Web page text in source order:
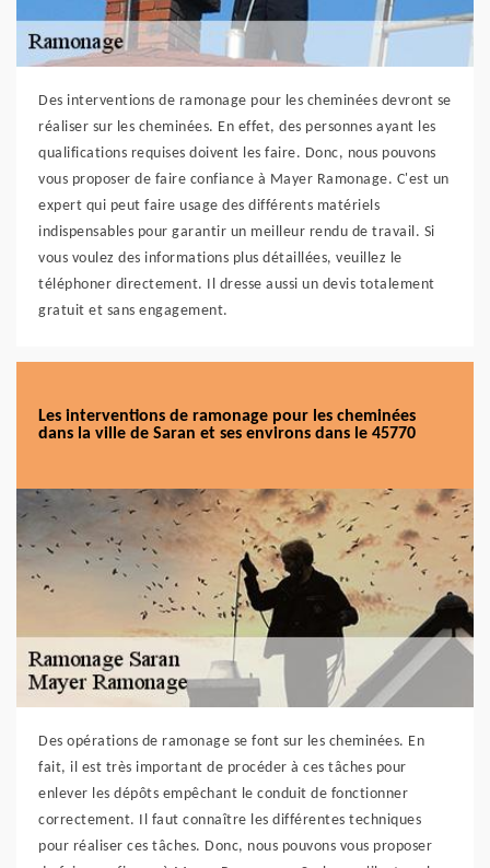
Des interventions de ramonage pour les cheminées devront se
réaliser sur les cheminées. En effet, des personnes ayant les
qualifications requises doivent les faire. Donc, nous pouvons
vous proposer de faire confiance à Mayer Ramonage. C'est un
expert qui peut faire usage des différents matériels
indispensables pour garantir un meilleur rendu de travail. Si
vous voulez des informations plus détaillées, veuillez le
téléphoner directement. Il dresse aussi un devis totalement
gratuit et sans engagement.
Les interventions de ramonage pour les cheminées
dans la ville de Saran et ses environs dans le 45770
Des opérations de ramonage se font sur les cheminées. En
fait, il est très important de procéder à ces tâches pour
enlever les dépôts empêchant le conduit de fonctionner
correctement. Il faut connaître les différentes techniques
pour réaliser ces tâches. Donc, nous pouvons vous proposer